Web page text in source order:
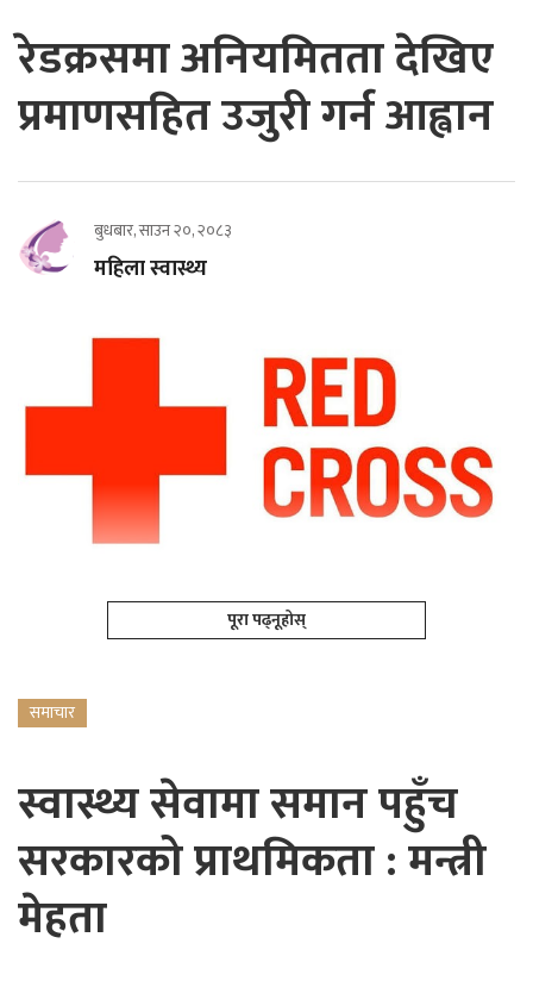
रेडक्रसमा अनियमितता देखिए
प्रमाणसहित उजुरी गर्न आह्वान
बुधबार, साउन २०, २०८३
महिला स्वास्थ्य
पूरा पढ्नूहोस्
समाचार
स्वास्थ्य सेवामा समान पहुँच
सरकारको प्राथमिकता : मन्त्री
मेहता